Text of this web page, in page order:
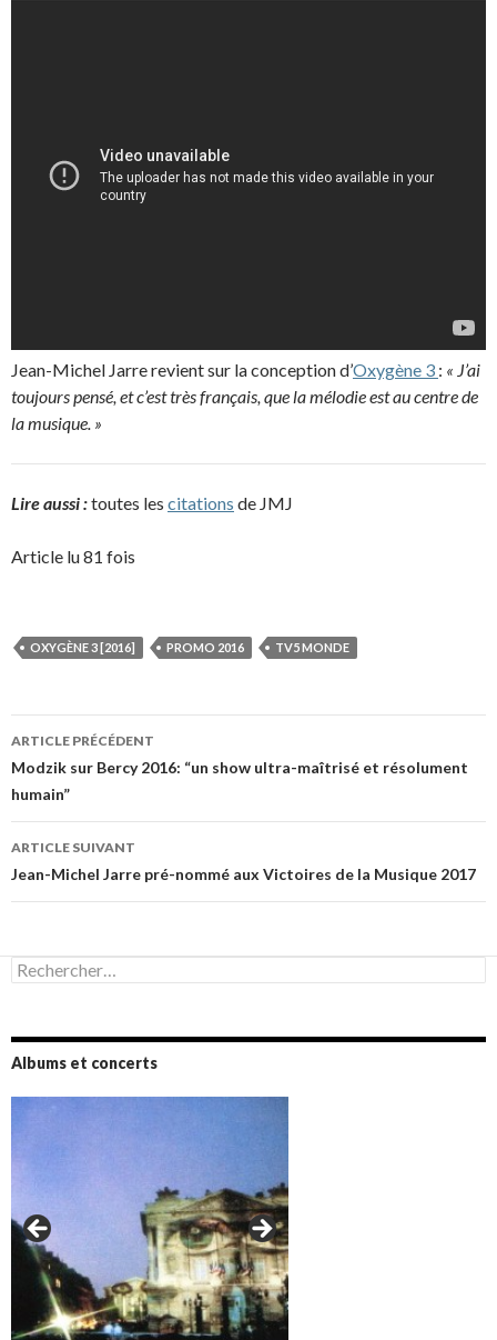
Jean-Michel Jarre revient sur la conception d’Oxygène 3 : « J’ai
toujours pensé, et c’est très français, que la mélodie est au centre de
la musique. »
Lire aussi :toutes les citations de JMJ
Article lu 81 fois
OXYGÈNE 3 [2016] PROMO 2016 TV5 MONDE
Navigation
des
articles
ARTICLE PRÉCÉDENT
Modzik sur Bercy 2016: “un show ultra-maîtrisé et résolument
humain”
ARTICLE SUIVANT
Jean-Michel Jarre pré-nommé aux Victoires de la Musique 2017
Rechercher :
Albums et concerts